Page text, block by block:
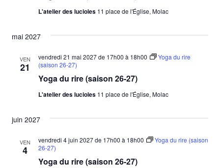
L'atelier des lucioles 11 place de l'Église, Molac
mai 2027
VEN
21
Yoga du rire (saison 26-27)
vendredi 21 mai 2027 de 17h00 à 18h00
Yoga du rire
(saison 26-27)
L'atelier des lucioles 11 place de l'Église, Molac
juin 2027
VEN
4
Yoga du rire (saison 26-27)
vendredi 4 juin 2027 de 17h00 à 18h00
Yoga du rire (saison
26-27)